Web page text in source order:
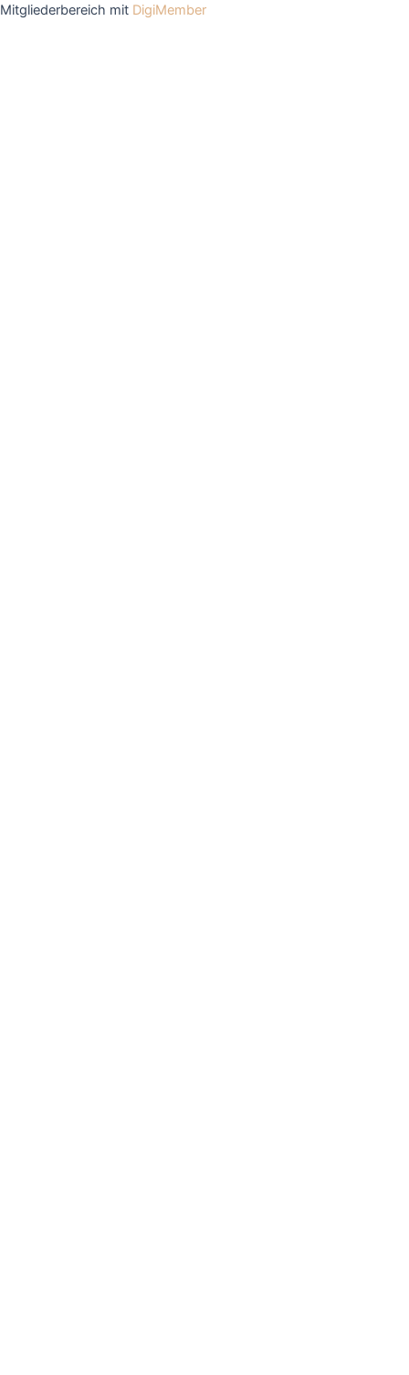
Mitgliederbereich mit DigiMember